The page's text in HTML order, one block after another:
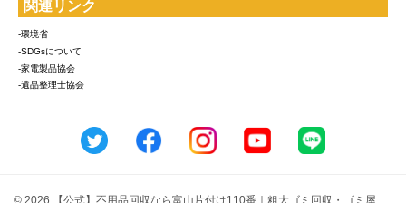
関連リンク
-環境省
-SDGsについて
-家電製品協会
-遺品整理士協会
© 2026 【公式】不用品回収なら富山片付け110番｜粗大ゴミ回収・ゴミ屋